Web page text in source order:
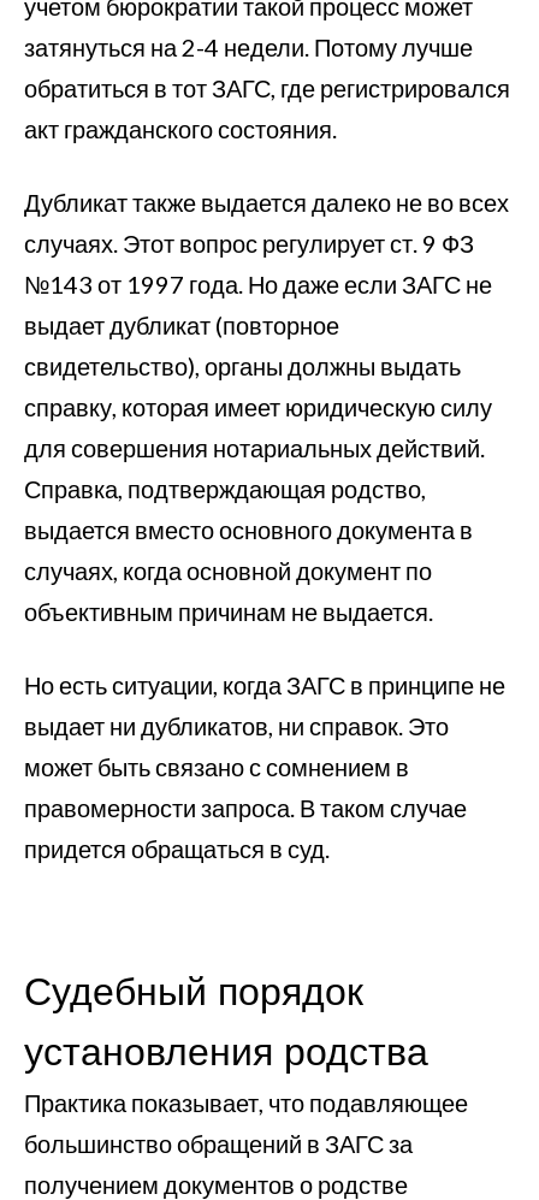
учетом бюрократии такой процесс может
затянуться на 2-4 недели. Потому лучше
обратиться в тот ЗАГС, где регистрировался
акт гражданского состояния.
Дубликат также выдается далеко не во всех
случаях. Этот вопрос регулирует ст. 9 ФЗ
№143 от 1997 года. Но даже если ЗАГС не
выдает дубликат (повторное
свидетельство), органы должны выдать
справку, которая имеет юридическую силу
для совершения нотариальных действий.
Справка, подтверждающая родство,
выдается вместо основного документа в
случаях, когда основной документ по
объективным причинам не выдается.
Но есть ситуации, когда ЗАГС в принципе не
выдает ни дубликатов, ни справок. Это
может быть связано с сомнением в
правомерности запроса. В таком случае
придется обращаться в суд.
Судебный порядок
установления родства
Практика показывает, что подавляющее
большинство обращений в ЗАГС за
получением документов о родстве